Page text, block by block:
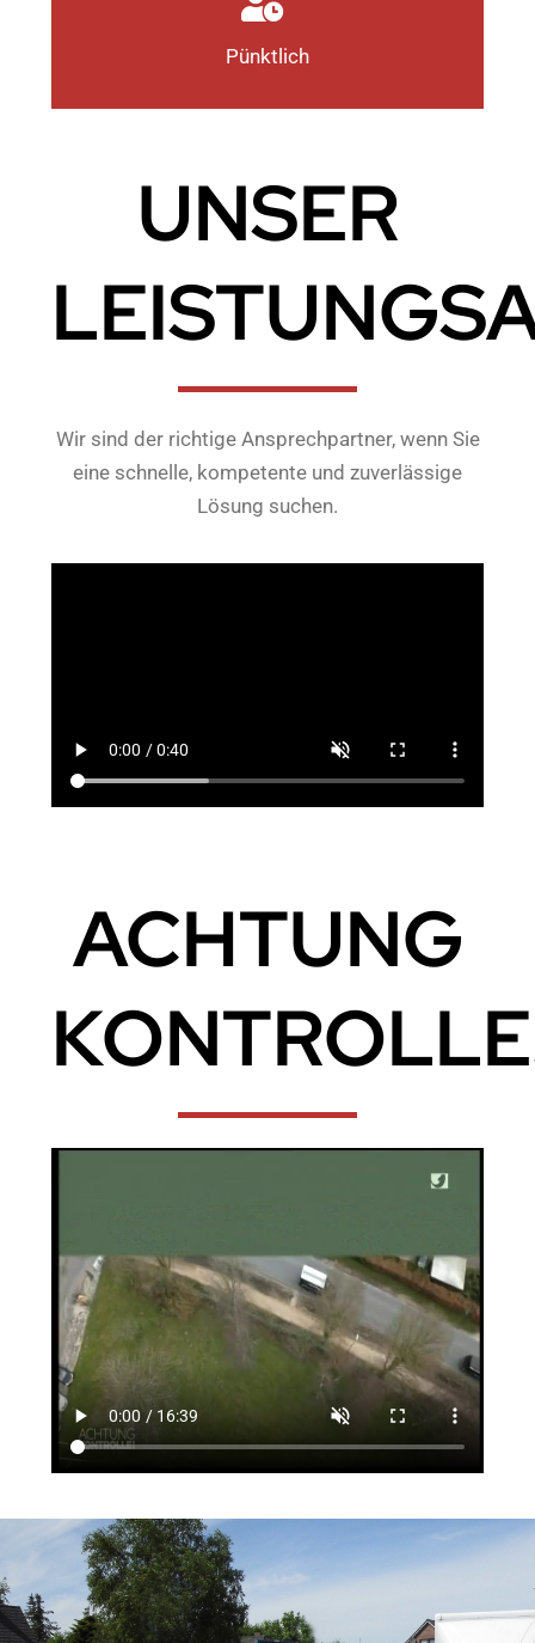
Pünktlich
UNSER
Wir sind der richtige Ansprechpartner, wenn Sie
eine schnelle, kompetente und zuverlässige
Lösung suchen.
ACHTUNG